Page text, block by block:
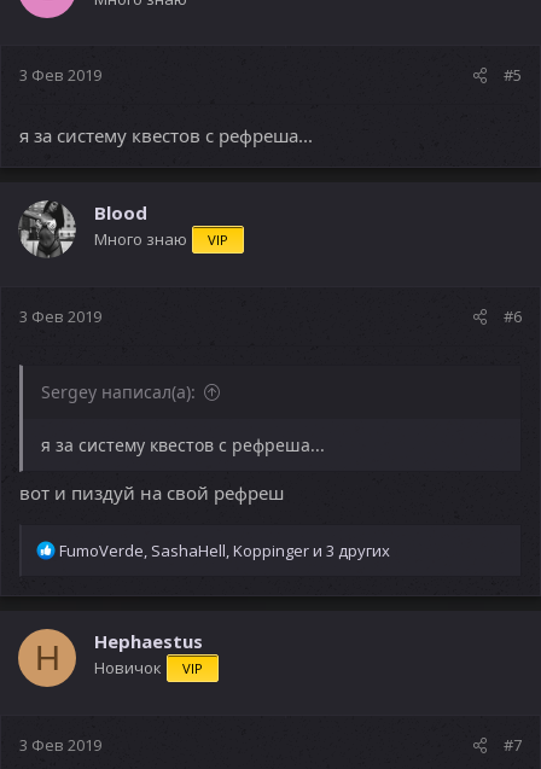
3 Фев 2019 #5
я за систему квестов с рефреша...
Blood
Много знаю VIP
3 Фев 2019 #6
Sergey написал(а):
я за систему квестов с рефреша...
вот и пиздуй на свой рефреш
Р
а
ц
и
FumoVerde, SashaHell,Koppingerи 3 других
H Hephaestus
Новичок VIP
3 Фев 2019 #7